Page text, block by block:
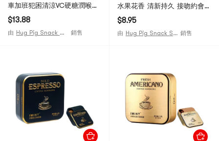
車加班犯困清涼VC硬糖潤喉糖
88g
$13.88
由 Hug Pig Snack Shop 銷售
水果花香 清新持久 接吻約會神
器 45g*2盒
$8.95
由 Hug Pig Snack Shop 銷售